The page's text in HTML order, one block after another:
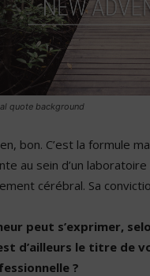
quote background
bon. C’est la formule
au sein d’un
cérébral. Sa
peut s’exprimer,
d’ailleurs le titre de
?